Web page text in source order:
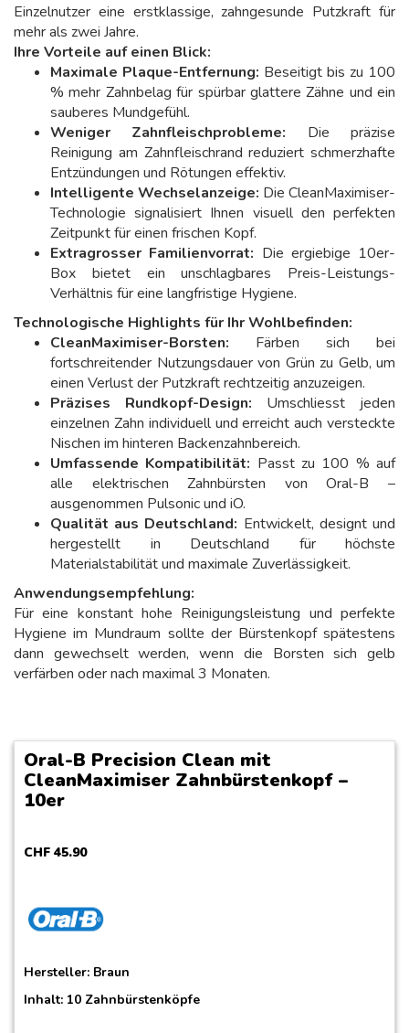
Einzelnutzer eine erstklassige, zahngesunde Putzkraft für
mehr als zwei Jahre.
Ihre Vorteile auf einen Blick:
Maximale Plaque-Entfernung: Beseitigt bis zu 100
% mehr Zahnbelag für spürbar glattere Zähne und ein
sauberes Mundgefühl.
Weniger Zahnfleischprobleme: Die präzise
Reinigung am Zahnfleischrand reduziert schmerzhafte
Entzündungen und Rötungen effektiv.
Intelligente Wechselanzeige: Die CleanMaximiser-
Technologie signalisiert Ihnen visuell den perfekten
Zeitpunkt für einen frischen Kopf.
Extragrosser Familienvorrat: Die ergiebige 10er-
Box bietet ein unschlagbares Preis-Leistungs-
Verhältnis für eine langfristige Hygiene.
Technologische Highlights für Ihr Wohlbefinden:
CleanMaximiser-Borsten: Färben sich bei
fortschreitender Nutzungsdauer von Grün zu Gelb, um
einen Verlust der Putzkraft rechtzeitig anzuzeigen.
Präzises Rundkopf-Design: Umschliesst jeden
einzelnen Zahn individuell und erreicht auch versteckte
Nischen im hinteren Backenzahnbereich.
Umfassende Kompatibilität: Passt zu 100 % auf
alle elektrischen Zahnbürsten von Oral-B –
ausgenommen Pulsonic und iO.
Qualität aus Deutschland: Entwickelt, designt und
hergestellt in Deutschland für höchste
Materialstabilität und maximale Zuverlässigkeit.
Anwendungsempfehlung:
Für eine konstant hohe Reinigungsleistung und perfekte
Hygiene im Mundraum sollte der Bürstenkopf spätestens
dann gewechselt werden, wenn die Borsten sich gelb
verfärben oder nach maximal 3 Monaten.
Oral-B Precision Clean mit
CleanMaximiser Zahnbürstenkopf –
10er
CHF 45.90
Hersteller: Braun
Inhalt: 10 Zahnbürstenköpfe